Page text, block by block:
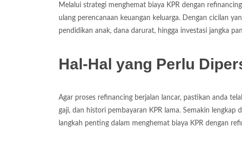
Melalui strategi menghemat biaya KPR dengan
ulang perencanaan keuangan keluarga. Dengan cicilan
pendidikan anak, dana darurat, hingga investasi jangka
Hal-Hal yang Perlu
Agar proses refinancing berjalan lancar, pastikan anda
gaji, dan histori pembayaran KPR lama. Semakin lengkap
langkah penting dalam menghemat biaya KPR dengan